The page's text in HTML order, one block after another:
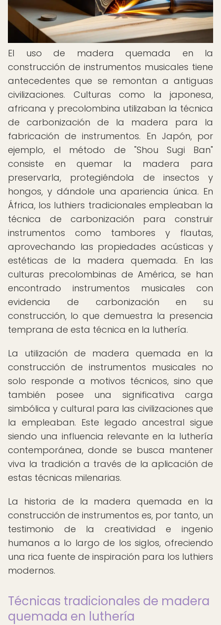
El uso de madera quemada en la
construcción de instrumentos musicales tiene
antecedentes que se remontan a antiguas
civilizaciones. Culturas como la japonesa,
africana y precolombina utilizaban la técnica
de carbonización de la madera para la
fabricación de instrumentos. En Japón, por
ejemplo, el método de "Shou Sugi Ban"
consiste en quemar la madera para
preservarla, protegiéndola de insectos y
hongos, y dándole una apariencia única. En
África, los luthiers tradicionales empleaban la
técnica de carbonización para construir
instrumentos como tambores y flautas,
aprovechando las propiedades acústicas y
estéticas de la madera quemada. En las
culturas precolombinas de América, se han
encontrado instrumentos musicales con
evidencia de carbonización en su
construcción, lo que demuestra la presencia
temprana de esta técnica en la luthería.
La utilización de madera quemada en la
construcción de instrumentos musicales no
solo responde a motivos técnicos, sino que
también posee una significativa carga
simbólica y cultural para las civilizaciones que
la empleaban. Este legado ancestral sigue
siendo una influencia relevante en la luthería
contemporánea, donde se busca mantener
viva la tradición a través de la aplicación de
estas técnicas milenarias.
La historia de la madera quemada en la
construcción de instrumentos es, por tanto, un
testimonio de la creatividad e ingenio
humanos a lo largo de los siglos, ofreciendo
una rica fuente de inspiración para los luthiers
modernos.
Técnicas tradicionales de madera
quemada en luthería